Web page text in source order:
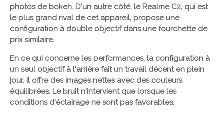
photos de bokeh. D'un autre côté, le Realme C2, qui est
le plus grand rival de cet appareil, propose une
configuration à double objectif dans une fourchette de
prix similaire.
En ce qui concerne les performances, la configuration à
un seul objectif à l'arrière fait un travail décent en plein
jour. Il offre des images nettes avec des couleurs
équilibrées. Le bruit n'intervient que lorsque les
conditions d'éclairage ne sont pas favorables.